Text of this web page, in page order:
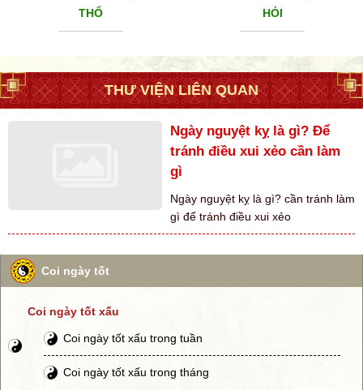
THỔ
HỎI
THƯ VIỆN LIÊN QUAN
Ngày nguyệt kỵ là gì? Để
tránh điều xui xẻo cần làm
gì
Ngày nguyệt kỵ là gì? cần tránh làm
gì để tránh điều xui xẻo
Coi ngày tốt
Coi ngày tốt xấu
Coi ngày tốt xấu trong tuần
Coi ngày tốt xấu trong tháng